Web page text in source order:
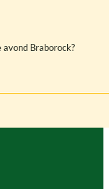
avond Braborock?